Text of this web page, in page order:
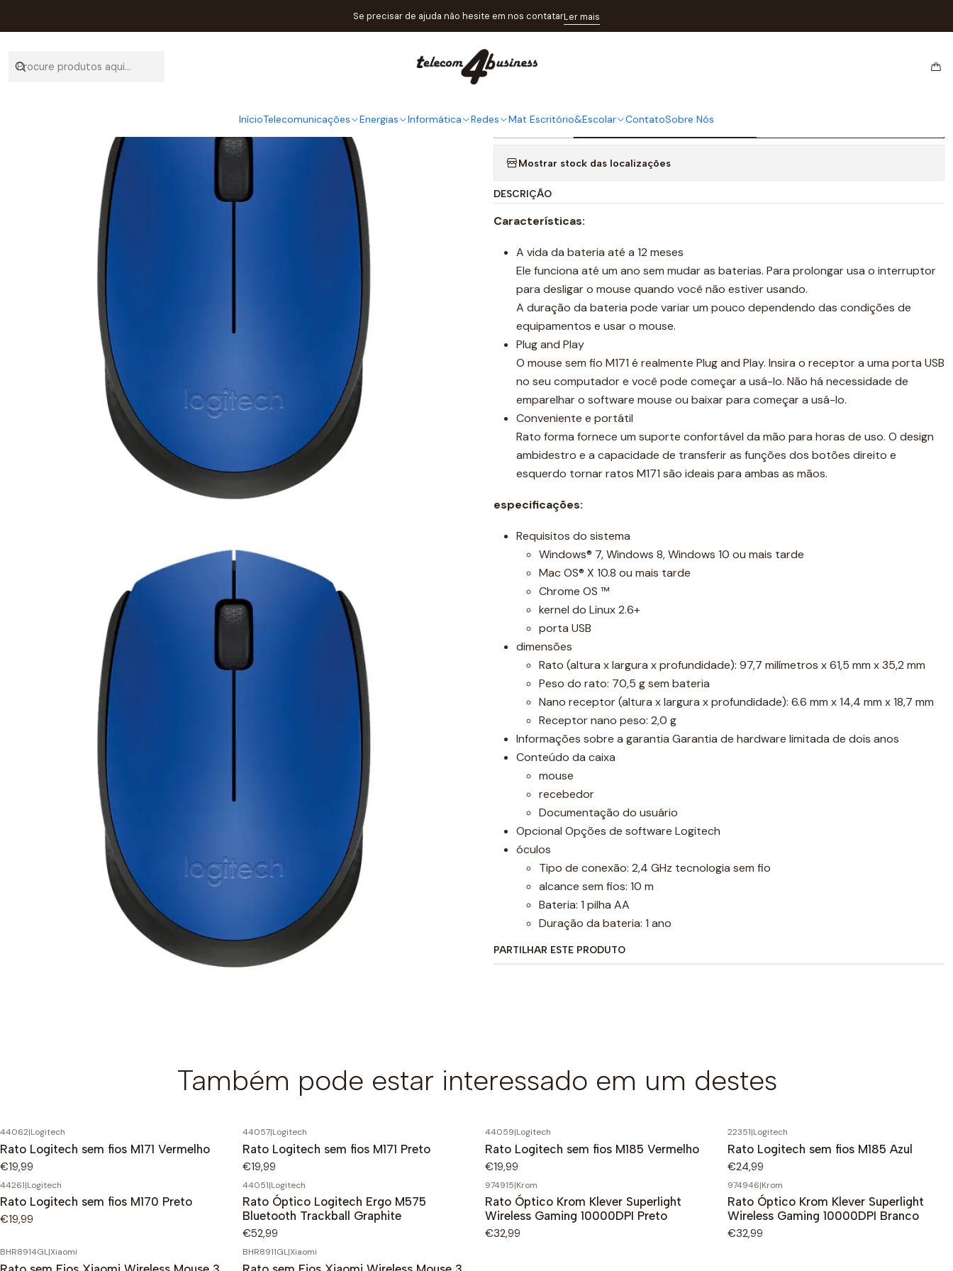
InícioTelecomunicações Energias Informática Redes Mat Escritório&Escolar ContatoSobre Nós
Se precisar de ajuda não hesite em nos contatarLer mais
Catálogo Informática Teclados&Ratos Rato Logitech sem fios M171 Azul
|Rato Logitech sem fios M171 Azul
Adicionar ao Carrinho
Mostrar stock das localizações
DESCRIÇÃO
Características:
A vida da bateria até a 12 meses
Ele funciona até um ano sem mudar as baterias. Para prolongar usa o interruptor
para desligar o mouse quando você não estiver usando.
A duração da bateria pode variar um pouco dependendo das condições de
equipamentos e usar o mouse.
Plug and Play
O mouse sem fio M171 é realmente Plug and Play. Insira o receptor a uma porta USB
no seu computador e você pode começar a usá-lo. Não há necessidade de
emparelhar o software mouse ou baixar para começar a usá-lo.
Conveniente e portátil
Rato forma fornece um suporte confortável da mão para horas de uso. O design
ambidestro e a capacidade de transferir as funções dos botões direito e
esquerdo tornar ratos M171 são ideais para ambas as mãos.
especificações:
Requisitos do sistema
Windows® 7, Windows 8, Windows 10 ou mais tarde
Mac OS® X 10.8 ou mais tarde
Chrome OS ™
kernel do Linux 2.6+
porta USB
dimensões
Rato (altura x largura x profundidade): 97,7 milímetros x 61,5 mm x 35,2 mm
Peso do rato: 70,5 g sem bateria
Nano receptor (altura x largura x profundidade): 6.6 mm x 14,4 mm x 18,7 mm
Receptor nano peso: 2,0 g
Informações sobre a garantia Garantia de hardware limitada de dois anos
Conteúdo da caixa
mouse
recebedor
Documentação do usuário
Opcional Opções de software Logitech
óculos
Tipo de conexão: 2,4 GHz tecnologia sem fio
alcance sem fios: 10 m
Bateria: 1 pilha AA
Duração da bateria: 1 ano
PARTILHAR ESTE PRODUTO
Também pode estar interessado em um destes
44062|Logitech
Rato Logitech sem fios M171 Vermelho
€19,99
44057|Logitech
Rato Logitech sem fios M171 Preto
€19,99
44059|Logitech
Rato Logitech sem fios M185 Vermelho
€19,99
22351|Logitech
Rato Logitech sem fios M185 Azul
€24,99
44261|Logitech
Rato Logitech sem fios M170 Preto
€19,99
44051|Logitech
Rato Óptico Logitech Ergo M575
Bluetooth Trackball Graphite
€52,99
974915|Krom
Rato Óptico Krom Klever Superlight
Wireless Gaming 10000DPI Preto
€32,99
974946|Krom
Rato Óptico Krom Klever Superlight
Wireless Gaming 10000DPI Branco
€32,99
BHR8914GL|Xiaomi BHR8911GL|Xiaomi